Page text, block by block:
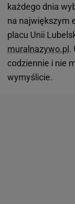
każdego dnia
na największym
placu Unii
muralnazywo.pl .
codziennie i nie
wymyślicie.